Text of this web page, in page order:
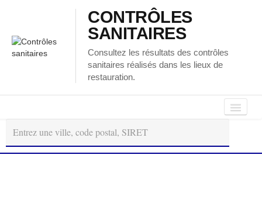
CONTRÔLES
SANITAIRES
Consultez les résultats des contrôles
sanitaires réalisés dans les lieux de
restauration.
Autour
de
moi
Régions